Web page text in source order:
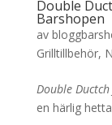
Double
Barshopen
av
Grilltillbehör,
Double
en härlig